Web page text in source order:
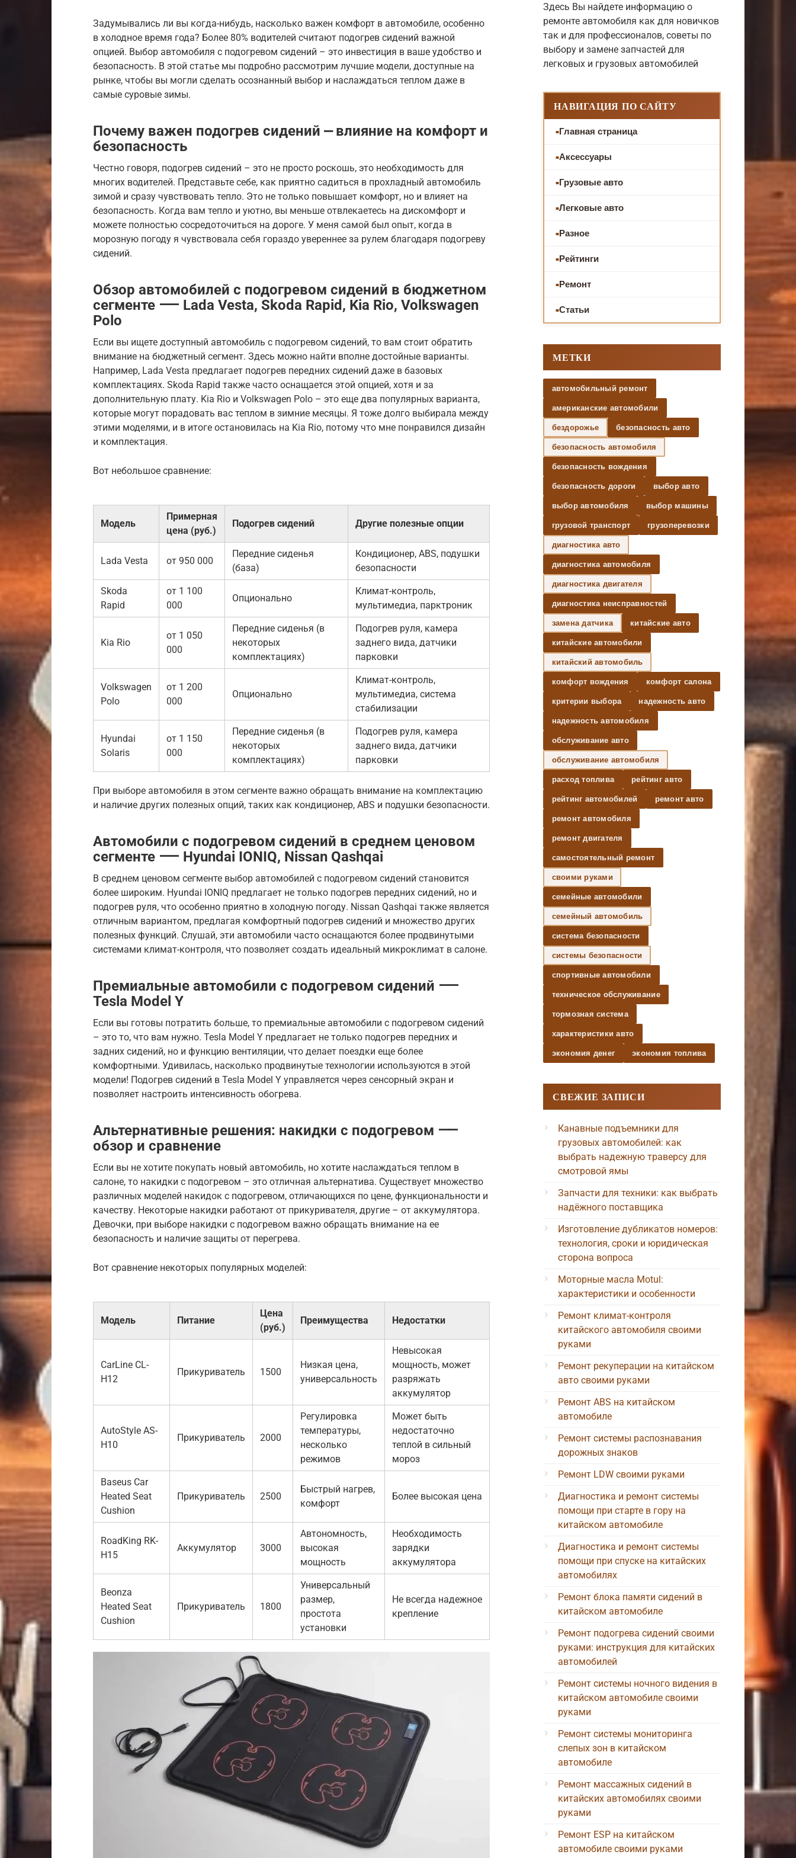
Задумывались ли вы когда-нибудь, насколько важен комфорт в автомобиле, особенно
в холодное время года? Более 80% водителей считают подогрев сидений важной
опцией. Выбор автомобиля с подогревом сидений – это инвестиция в ваше удобство и
безопасность. В этой статье мы подробно рассмотрим лучшие модели, доступные на
рынке, чтобы вы могли сделать осознанный выбор и наслаждаться теплом даже в
самые суровые зимы.
Почему важен подогрев сидений ⎼ влияние на комфорт и
безопасность
Честно говоря, подогрев сидений – это не просто роскошь, это необходимость для
многих водителей. Представьте себе, как приятно садиться в прохладный автомобиль
зимой и сразу чувствовать тепло. Это не только повышает комфорт, но и влияет на
безопасность. Когда вам тепло и уютно, вы меньше отвлекаетесь на дискомфорт и
можете полностью сосредоточиться на дороге. У меня самой был опыт, когда в
морозную погоду я чувствовала себя гораздо увереннее за рулем благодаря подогреву
сидений.
Обзор автомобилей с подогревом сидений в бюджетном
сегменте ⸺ Lada Vesta, Skoda Rapid, Kia Rio, Volkswagen
Polo
Если вы ищете доступный автомобиль с подогревом сидений, то вам стоит обратить
внимание на бюджетный сегмент. Здесь можно найти вполне достойные варианты.
Например, Lada Vesta предлагает подогрев передних сидений даже в базовых
комплектациях. Skoda Rapid также часто оснащается этой опцией, хотя и за
дополнительную плату. Kia Rio и Volkswagen Polo – это еще два популярных варианта,
которые могут порадовать вас теплом в зимние месяцы. Я тоже долго выбирала между
этими моделями, и в итоге остановилась на Kia Rio, потому что мне понравился дизайн
и комплектация.
Вот небольшое сравнение:
Модель
Примерная
цена (руб.)
Подогрев сидений Другие полезные опции
Lada Vesta от 950 000
Передние сиденья
(база)
Кондиционер, ABS, подушки
безопасности
Skoda
Rapid
от 1 100
000
Опционально
Климат-контроль,
мультимедиа, парктроник
Kia Rio
от 1 050
000
Передние сиденья (в
некоторых
комплектациях)
Подогрев руля, камера
заднего вида, датчики
парковки
Volkswagen
Polo
от 1 200
000
Опционально
Климат-контроль,
мультимедиа, система
стабилизации
Hyundai
Solaris
от 1 150
000
Передние сиденья (в
некоторых
комплектациях)
Подогрев руля, камера
заднего вида, датчики
парковки
При выборе автомобиля в этом сегменте важно обращать внимание на комплектацию
и наличие других полезных опций, таких как кондиционер, ABS и подушки безопасности.
Автомобили с подогревом сидений в среднем ценовом
сегменте ⸺ Hyundai IONIQ, Nissan Qashqai
В среднем ценовом сегменте выбор автомобилей с подогревом сидений становится
более широким. Hyundai IONIQ предлагает не только подогрев передних сидений, но и
подогрев руля, что особенно приятно в холодную погоду. Nissan Qashqai также является
отличным вариантом, предлагая комфортный подогрев сидений и множество других
полезных функций. Слушай, эти автомобили часто оснащаются более продвинутыми
системами климат-контроля, что позволяет создать идеальный микроклимат в салоне.
Премиальные автомобили с подогревом сидений ⸺
Tesla Model Y
Если вы готовы потратить больше, то премиальные автомобили с подогревом сидений
– это то, что вам нужно. Tesla Model Y предлагает не только подогрев передних и
задних сидений, но и функцию вентиляции, что делает поездки еще более
комфортными. Удивилась, насколько продвинутые технологии используются в этой
модели! Подогрев сидений в Tesla Model Y управляется через сенсорный экран и
позволяет настроить интенсивность обогрева.
Альтернативные решения: накидки с подогревом ⸺
обзор и сравнение
Если вы не хотите покупать новый автомобиль, но хотите наслаждаться теплом в
салоне, то накидки с подогревом – это отличная альтернатива. Существует множество
различных моделей накидок с подогревом, отличающихся по цене, функциональности и
качеству. Некоторые накидки работают от прикуривателя, другие – от аккумулятора.
Девочки, при выборе накидки с подогревом важно обращать внимание на ее
безопасность и наличие защиты от перегрева.
Вот сравнение некоторых популярных моделей:
Модель Питание
Цена
(руб.)
Преимущества Недостатки
CarLine CL-
H12
Прикуриватель 1500
Низкая цена,
универсальность
Невысокая
мощность, может
разряжать
аккумулятор
AutoStyle AS-
H10
Прикуриватель 2000
Регулировка
температуры,
несколько
режимов
Может быть
недостаточно
теплой в сильный
мороз
Baseus Car
Heated Seat
Cushion
Прикуриватель 2500
Быстрый нагрев,
комфорт
Более высокая цена
RoadKing RK-
H15
Аккумулятор 3000
Автономность,
высокая
мощность
Необходимость
зарядки
аккумулятора
Beonza
Heated Seat
Cushion
Прикуриватель 1800
Универсальный
размер,
простота
установки
Не всегда надежное
крепление
Здесь Вы найдете информацию о
ремонте автомобиля как для новичков
так и для профессионалов, советы по
выбору и замене запчастей для
легковых и грузовых автомобилей
НАВИГАЦИЯ ПО САЙТУ
Главная страница
Аксессуары
Грузовые авто
Легковые авто
Разное
Рейтинги
Ремонт
Статьи
МЕТКИ
автомобильный ремонт
американские автомобили
бездорожье безопасность авто
безопасность автомобиля
безопасность вождения
безопасность дороги выбор авто
выбор автомобиля выбор машины
грузовой транспорт грузоперевозки
диагностика авто
диагностика автомобиля
диагностика двигателя
диагностика неисправностей
замена датчика китайские авто
китайские автомобили
китайский автомобиль
комфорт вождения комфорт салона
критерии выбора надежность авто
надежность автомобиля
обслуживание авто
обслуживание автомобиля
расход топлива рейтинг авто
рейтинг автомобилей ремонт авто
ремонт автомобиля
ремонт двигателя
самостоятельный ремонт
своими руками
семейные автомобили
семейный автомобиль
система безопасности
системы безопасности
спортивные автомобили
техническое обслуживание
тормозная система
характеристики авто
экономия денег экономия топлива
СВЕЖИЕ ЗАПИСИ
Канавные подъемники для
грузовых автомобилей: как
выбрать надежную траверсу для
смотровой ямы
Запчасти для техники: как выбрать
надёжного поставщика
Изготовление дубликатов номеров:
технология, сроки и юридическая
сторона вопроса
Моторные масла Motul:
характеристики и особенности
Ремонт климат-контроля
китайского автомобиля своими
руками
Ремонт рекуперации на китайском
авто своими руками
Ремонт ABS на китайском
автомобиле
Ремонт системы распознавания
дорожных знаков
Ремонт LDW своими руками
Диагностика и ремонт системы
помощи при старте в гору на
китайском автомобиле
Диагностика и ремонт системы
помощи при спуске на китайских
автомобилях
Ремонт блока памяти сидений в
китайском автомобиле
Ремонт подогрева сидений своими
руками: инструкция для китайских
автомобилей
Ремонт системы ночного видения в
китайском автомобиле своими
руками
Ремонт системы мониторинга
слепых зон в китайском
автомобиле
Ремонт массажных сидений в
китайских автомобилях своими
руками
Ремонт ESP на китайском
автомобиле своими руками